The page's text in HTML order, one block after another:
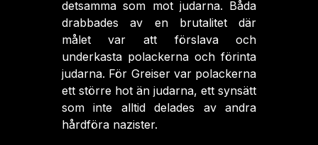
detsamma som mot judarna. Båda
drabbades av en brutalitet där
målet var att förslava och
underkasta polackerna och förinta
judarna. För Greiser var polackerna
ett större hot än judarna, ett synsätt
som inte alltid delades av andra
hårdföra nazister.